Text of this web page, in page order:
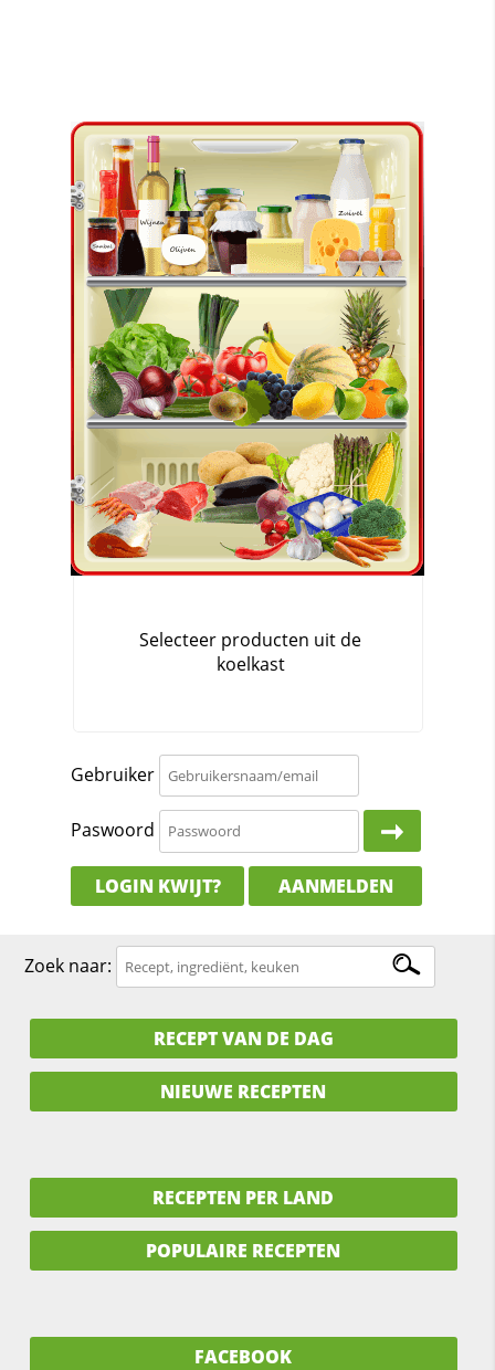
Gebruiker
Paswoord
LOGIN KWIJT? AANMELDEN
Zoek naar:
RECEPT VAN DE DAG
NIEUWE RECEPTEN
RECEPTEN PER LAND
POPULAIRE RECEPTEN
FACEBOOK